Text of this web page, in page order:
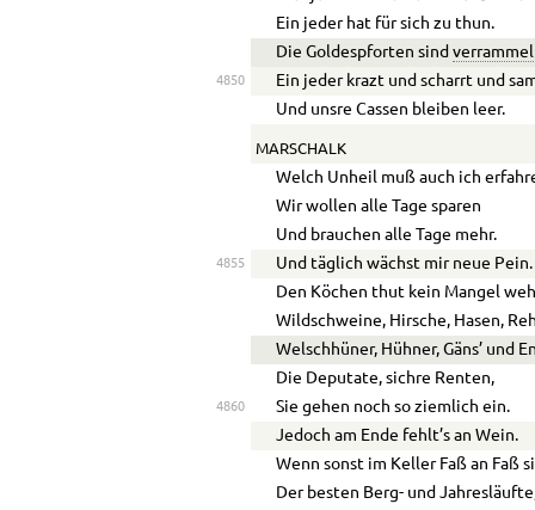
Ein jeder hat für sich zu thun.
Die Goldespforten sind
4850
Ein jeder krazt und scharrt und
Und unsre Cassen bleiben leer.
MARSCHALK
Welch Unheil muß auch ich
Wir wollen alle Tage sparen
Und brauchen alle Tage mehr.
4855
Und täglich wächst mir neue Pein.
Den Köchen thut kein Mangel
Wildschweine, Hirsche, Hasen,
Welschhüner, Hühner, Gäns’ und
Die Deputate, sichre Renten,
4860
Sie gehen noch so ziemlich ein.
Jedoch am Ende fehlt’s an Wein.
Wenn sonst im Keller Faß an Faß
Der besten Berg- und